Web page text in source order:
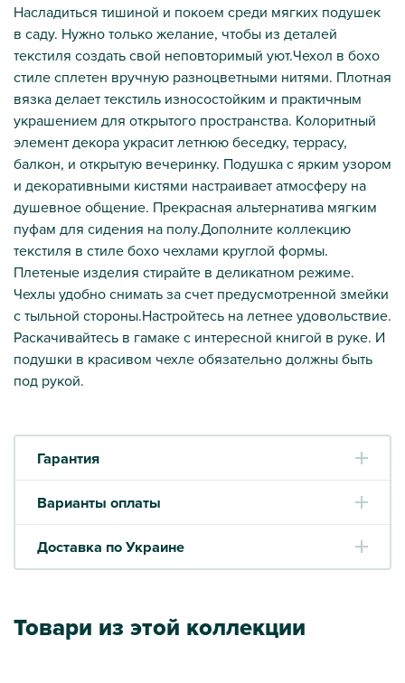
Насладиться тишиной и покоем среди мягких подушек
в саду. Нужно только желание, чтобы из деталей
текстиля создать свой неповторимый уют.Чехол в бохо
стиле сплетен вручную разноцветными нитями. Плотная
вязка делает текстиль износостойким и практичным
украшением для открытого пространства. Колоритный
элемент декора украсит летнюю беседку, террасу,
балкон, и открытую вечеринку. Подушка с ярким узором
и декоративными кистями настраивает атмосферу на
душевное общение. Прекрасная альтернатива мягким
пуфам для сидения на полу.Дополните коллекцию
текстиля в стиле бохо чехлами круглой формы.
Плетеные изделия стирайте в деликатном режиме.
Чехлы удобно снимать за счет предусмотренной змейки
с тыльной стороны.Настройтесь на летнее удовольствие.
Раскачивайтесь в гамаке с интересной книгой в руке. И
подушки в красивом чехле обязательно должны быть
под рукой.
Гарантия
Варианты оплаты
Доставка по Украине
Товари из этой коллекции